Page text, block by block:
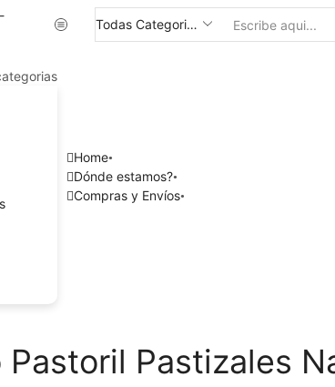
Home
Dónde estamos?
Compras y Envíos
Pastizales